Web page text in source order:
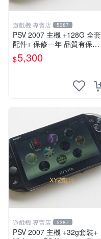
遊戲機 專賣店 5387
PSV 2007 主機 +128G 全套
配件+ 保修一年 品質有保障 p
s vita 改好直下直玩
$5,300
遊戲機 專賣店 5387
PSV 2007 主機 +32g套裝+